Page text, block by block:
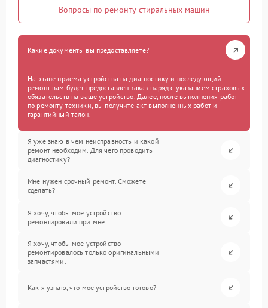
Вопросы по ремонту стиральных машин
Какие документы вы предоставляете?
На этапе приема устройства на диагностику и последующий
ремонт вам будет предоставлен заказ-наряд с указанием страховых
обязательств на ваше устройство. Далее, после выполнения работ
по ремонту техники, вы получите акт выполненных работ и
гарантийный талон.
Я уже знаю в чем неисправность и какой
ремонт необходим. Для чего проводить
диагностику?
Мне нужен срочный ремонт. Сможете
сделать?
Я хочу, чтобы мое устройство
ремонтировали при мне.
Я хочу, чтобы мое устройство
ремонтировалось только оригинальными
запчастями.
Как я узнаю, что мое устройство готово?